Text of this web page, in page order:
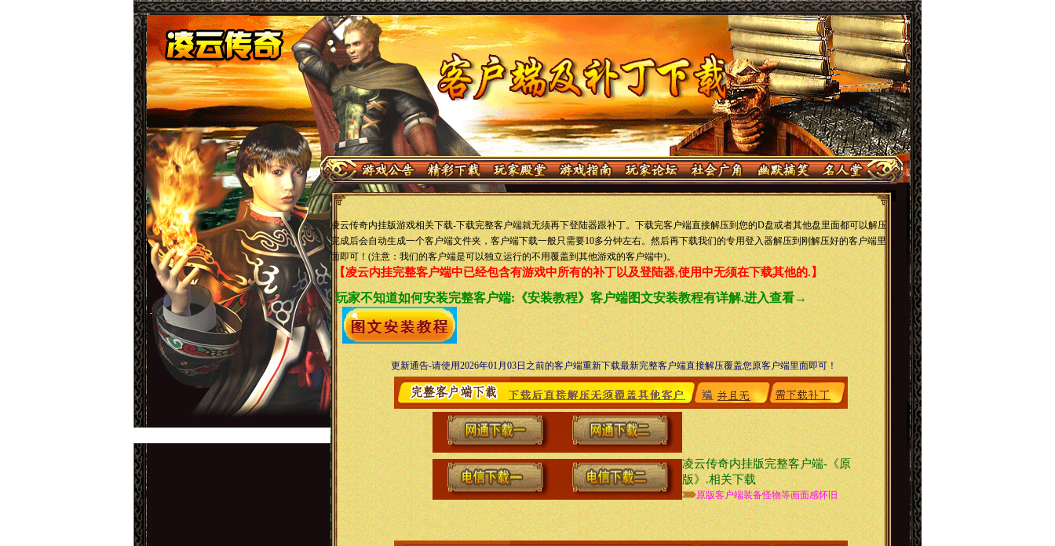
凌云传奇内挂版游戏相关下载-下载完整客户端就无须再下登陆器跟补丁。下载完客户端直接解压到您的D盘或者其他盘里面都可以解压
完成后会自动生成一个客户端文件夹，客户端下载一般只需要10多分钟左右。然后再下载我们的专用登入器解压到刚解压好的客户端里
面即可！(注意：我们的客户端是可以独立运行的不用覆盖到其他游戏的客户端中)。
【凌云内挂完整客户端中已经包含有游戏中所有的补丁以及登陆器,使用中无须在下载其他的.】
玩家不知道如何安装完整客户端:《安装教程》客户端图文安装教程有详解.进入查看→
更新通告-请使用2026年01月03日之前的客户端重新下载最新完整客户端直接解压覆盖您原客户端里面即可！
凌云传奇内挂版完整客户端-《原
版》.相关下载
原版客户端装备怪物等画面感怀旧